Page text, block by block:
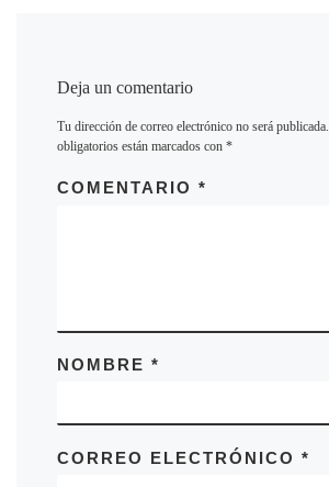
Deja un comentario
Tu dirección de correo electrónico no será publicada.
obligatorios están marcados con *
COMENTARIO *
NOMBRE *
CORREO ELECTRÓNICO *